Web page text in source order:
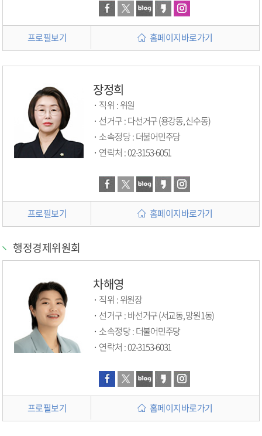
프로필보기 홈페이지바로가기
장정희
직위 :위원
선거구 :
다선거구 (용강동, 신수동)
소속정당 :더불어민주당
연락처 :02-3153-6051
프로필보기 홈페이지바로가기
행정경제위원회
차해영
직위 :위원장
선거구 :
바선거구 (서교동, 망원1동)
소속정당 :더불어민주당
연락처 :02-3153-6031
프로필보기 홈페이지바로가기